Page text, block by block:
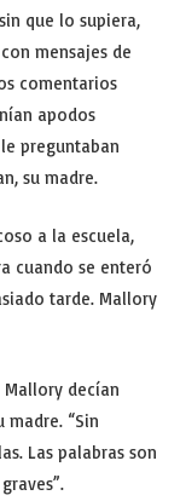
que lo supiera,
mensajes de
comentarios
apodos
preguntaban
su madre.
a la escuela,
cuando se enteró
tarde. Mallory
Mallory decían
“Sin
Las palabras son